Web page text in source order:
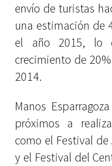
envío de turistas
una estimación de
el año 2015, lo
crecimiento de
2014.
Manos
próximos a
como el Festival de
y el Festival del